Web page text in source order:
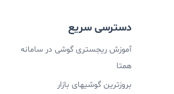
دسترسی سریع
آموزش ریجستری گوشی در سامانه
همتا
بروزترین گوشیهای بازار